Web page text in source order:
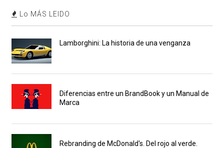
Lo MÁS LEIDO
Lamborghini: La historia de una venganza
Diferencias entre un BrandBook y un Manual de
Marca
Rebranding de McDonald's. Del rojo al verde.